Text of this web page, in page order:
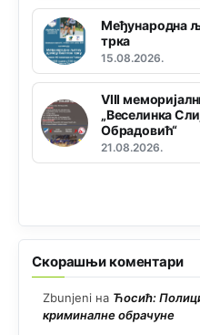
Међународна
трка
15.08.2026.
VIII
„Веселинка
Обрадовић“
21.08.2026.
Скорашњи коментари
Zbunjeni на Ћосић:
криминалне обрачуне